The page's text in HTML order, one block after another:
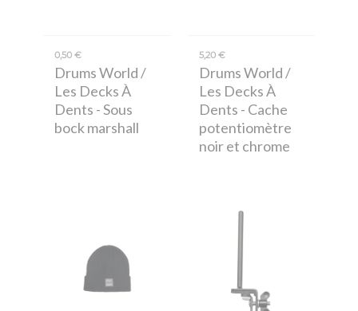
0,50 €
Drums World /
Les Decks À
Dents - Sous
bock marshall
5,20 €
Drums World /
Les Decks À
Dents - Cache
potentiomètre
noir et chrome